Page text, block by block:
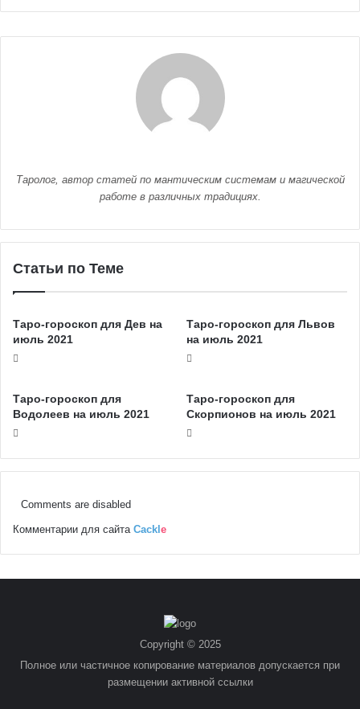
Таролог, автор статей по мантическим системам и магической
работе в различных традициях.
Статьи по Теме
Таро-гороскоп для Дев на
июль 2021
Таро-гороскоп для Львов
на июль 2021
Таро-гороскоп для
Водолеев на июль 2021
Таро-гороскоп для
Скорпионов на июль 2021
Comments are disabled
Комментарии для сайта Cackl e
Copyright © 2025
Полное или частичное копирование материалов допускается при
размещении активной ссылки